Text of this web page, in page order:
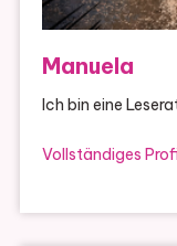
Manuela
Ich bin eine
Vollständiges